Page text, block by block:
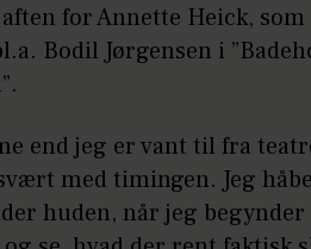
for Annette Heick, som
Bodil Jørgensen i
end jeg er vant til fra
med timingen. Jeg
huden, når jeg